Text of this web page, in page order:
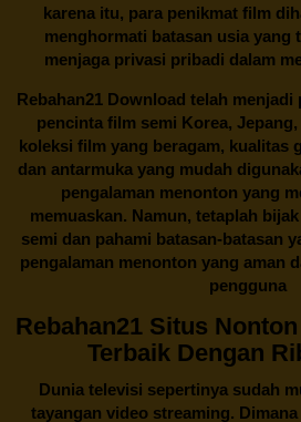
karena itu, para penikmat film
menghormati batasan usia yang
menjaga privasi pribadi dalam
Rebahan21Download telah menjadi
pencinta film semi Korea,
koleksi film yang beragam, kualitas
dan antarmuka yang mudah
pengalaman menonton yang
memuaskan. Namun, tetaplah
semi dan pahami batasan-batasan
pengalaman menonton yang aman
pengguna
Rebahan21 Situs
Terbaik Dengan
Dunia televisi sepertinya sudah
tayangan video streaming.